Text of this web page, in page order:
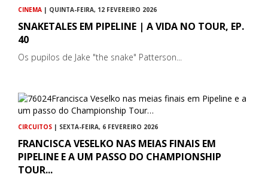
CINEMA | QUINTA-FEIRA, 12 FEVEREIRO 2026
SNAKETALES EM PIPELINE | A VIDA NO TOUR, EP.
40
Os pupilos de Jake "the snake" Patterson...
CIRCUITOS | SEXTA-FEIRA, 6 FEVEREIRO 2026
FRANCISCA VESELKO NAS MEIAS FINAIS EM
PIPELINE E A UM PASSO DO CHAMPIONSHIP
TOUR...